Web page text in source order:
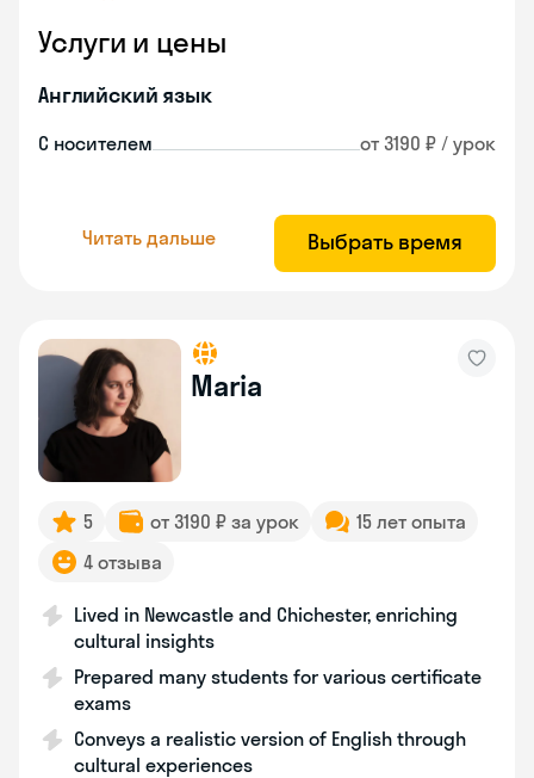
Услуги и цены
Английский язык
С носителем от 3190 ₽ / урок
Читать дальше Выбрать время
Maria
5 от 3190 ₽ за урок
15 лет опыта
4 отзыва
Lived in Newcastle and Chichester, enriching
cultural insights
Prepared many students for various certificate
exams
Conveys a realistic version of English through
cultural experiences